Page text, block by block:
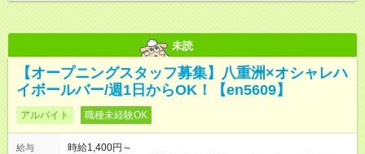
未読
【オープニングスタッフ募集】八重洲×オシャレハ
イボールバー/週1日からOK！【en5609】
アルバイト 職種未経験OK
給与
時給1,400円～